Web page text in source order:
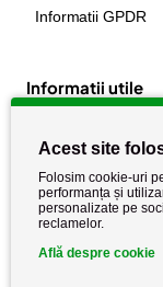
Informatii GPDR
Informatii utile
Despre noi
Stiri si noutati
Politica de cookie
Acest site
Folosim cookie-uri
performanța și
personalizate pe
reclamelor.
Află despre cookie